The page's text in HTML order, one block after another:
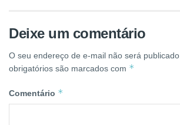
Deixe um comentário
O seu endereço de e-mail não será publicado.
obrigatórios são marcados com *
Comentário *